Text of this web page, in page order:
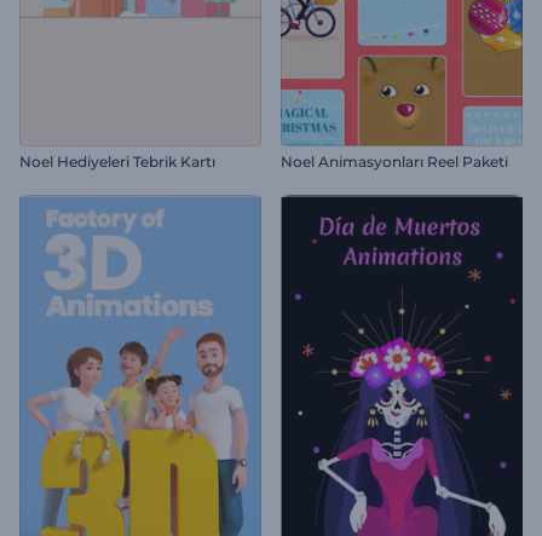
Noel Hediyeleri Tebrik Kartı Noel Animasyonları Reel Paketi